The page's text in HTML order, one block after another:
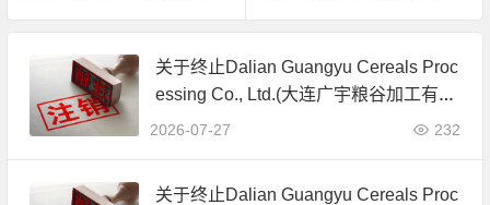
关于终止Dalian Guangyu Cereals Proc
essing Co., Ltd.(大连广宇粮谷加工有限
公司)JAS有机产品认证证书的公告
2026-07-27 232
关于终止Dalian Guangyu Cereals Proc